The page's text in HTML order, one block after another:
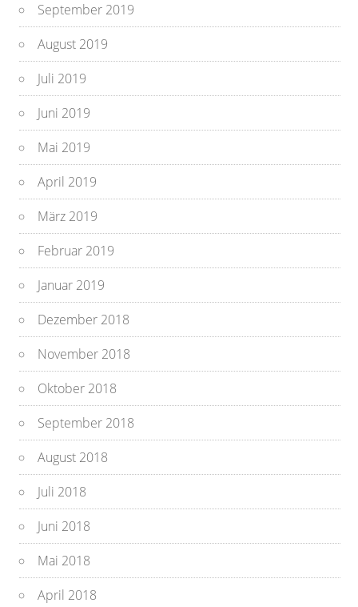
September 2019
August 2019
Juli 2019
Juni 2019
Mai 2019
April 2019
März 2019
Februar 2019
Januar 2019
Dezember 2018
November 2018
Oktober 2018
September 2018
August 2018
Juli 2018
Juni 2018
Mai 2018
April 2018